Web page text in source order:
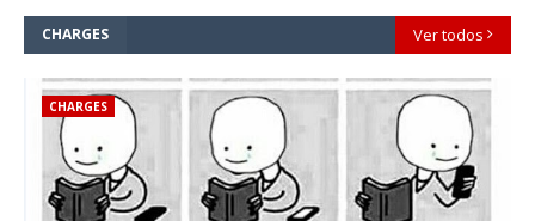
CHARGES Ver todos
CHARGES